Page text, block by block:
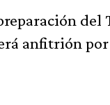
anfitrión por